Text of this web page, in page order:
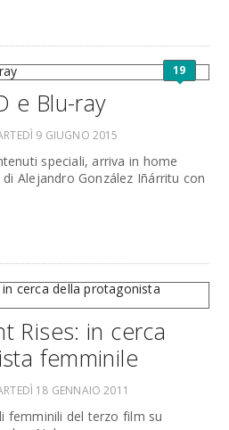
19
e Blu-ray
9 GIUGNO 2015
speciali, arriva in home
Alejandro González Iñárritu con
Rises: in cerca
femminile
18 GENNAIO 2011
femminili del terzo film su